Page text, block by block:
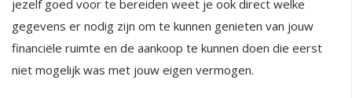
jezelf goed voor te bereiden weet je ook direct welke
gegevens er nodig zijn om te kunnen genieten van jouw
financiële ruimte en de aankoop te kunnen doen die eerst
niet mogelijk was met jouw eigen vermogen.